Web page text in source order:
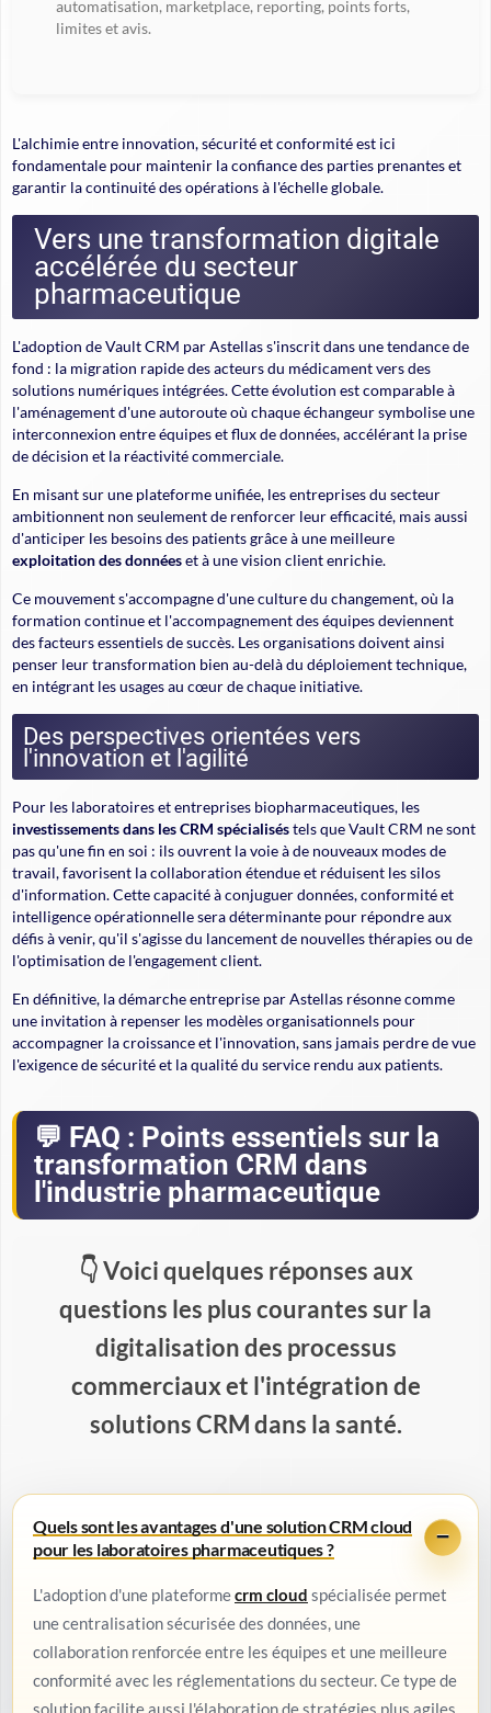
automatisation, marketplace, reporting, points forts,
limites et avis.
L'alchimie entre innovation, sécurité et conformitéest ici
fondamentale pour maintenir la confiance des parties prenantes et
garantir la continuité des opérations à l'échelle globale.
Vers une transformation digitale
accélérée du secteur
pharmaceutique
L'adoption de Vault CRM par Astellas s'inscrit dans une tendance de
fond : la migration rapide des acteurs du médicament vers des
solutions numériques intégrées. Cette évolution est comparable à
l'aménagement d'une autoroute où chaque échangeur symbolise une
interconnexion entre équipes et flux de données, accélérant la prise
de décision et la réactivité commerciale.
En misant sur une plateforme unifiée, les entreprises du secteur
ambitionnent non seulement de renforcer leur efficacité, mais aussi
d'anticiper les besoins des patients grâce à une meilleure
exploitation des donnéeset à une vision client enrichie.
Ce mouvement s'accompagne d'une culture du changement, où la
formation continue et l'accompagnement des équipes deviennent
des facteurs essentiels de succès. Les organisations doivent ainsi
penser leur transformation bien au-delà du déploiement technique,
en intégrant les usages au cœur de chaque initiative.
Des perspectives orientées vers
l'innovation et l'agilité
Pour les laboratoires et entreprises biopharmaceutiques, les
investissements dans les CRM spécialiséstels que Vault CRM ne sont
pas qu'une fin en soi : ils ouvrent la voie à de nouveaux modes de
travail, favorisent la collaboration étendue et réduisent les silos
d'information. Cette capacité à conjuguer données, conformité et
intelligence opérationnelle sera déterminante pour répondre aux
défis à venir, qu'il s'agisse du lancement de nouvelles thérapies ou de
l'optimisation de l'engagement client.
En définitive, la démarche entreprise par Astellas résonne comme
une invitation à repenser les modèles organisationnels pour
accompagner la croissance et l'innovation, sans jamais perdre de vue
l'exigence de sécurité et la qualité du service rendu aux patients.
FAQ : Points essentiels sur la
transformation CRM dans
l'industrie pharmaceutique
Voici quelques réponses aux
questions les plus courantes sur la
digitalisation des processus
commerciaux et l'intégration de
solutions CRM dans la santé.
Quels sont les avantages d'une solution CRM cloud
pour les laboratoires pharmaceutiques ?
L'adoption d'une plateformecrm cloud spécialisée permet
une centralisation sécurisée des données, une
collaboration renforcée entre les équipes et une meilleure
conformité avec les réglementations du secteur. Ce type de
solution facilite aussi l'élaboration de stratégies plus agiles